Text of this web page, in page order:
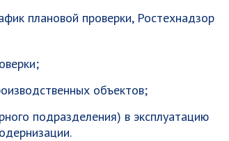
плановой проверки, Ростехнадзор
объектов;
подразделения) в эксплуатацию